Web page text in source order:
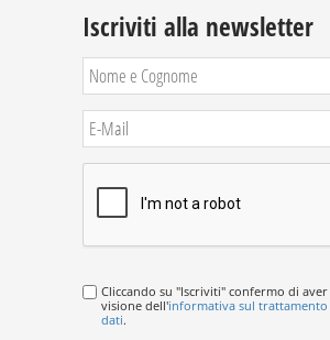
Iscriviti alla newsletter
Cliccando su "Iscriviti" confermo di
visione dell'informativa sul trattamento
dati.